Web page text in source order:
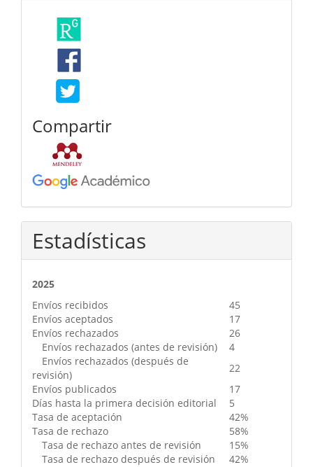
Compartir
Estadísticas
2025
Envíos recibidos
45
Envíos aceptados
17
Envíos rechazados
26
Envíos rechazados (antes de revisión)
4
Envíos rechazados (después de
revisión)
22
Envíos publicados
17
Días hasta la primera decisión editorial
5
Tasa de aceptación
42%
Tasa de rechazo
58%
Tasa de rechazo antes de revisión
15%
Tasa de rechazo después de revisión
42%